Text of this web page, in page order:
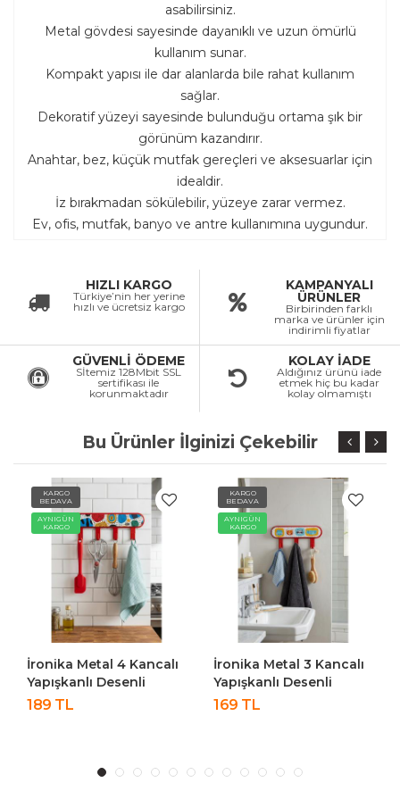
asabilirsiniz.
Metal gövdesi sayesinde dayanıklı ve uzun ömürlü
kullanım sunar.
Kompakt yapısı ile dar alanlarda bile rahat kullanım
sağlar.
Dekoratif yüzeyi sayesinde bulunduğu ortama şık bir
görünüm kazandırır.
Anahtar, bez, küçük mutfak gereçleri ve aksesuarlar için
idealdir.
İz bırakmadan sökülebilir, yüzeye zarar vermez.
Ev, ofis, mutfak, banyo ve antre kullanımına uygundur.
HIZLI KARGO
Türkiye’nin her yerine
hızlı ve ücretsiz kargo
KAMPANYALI
ÜRÜNLER
Birbirinden farklı
marka ve ürünler için
indirimli fiyatlar
GÜVENLİ ÖDEME
Sİtemiz 128Mbit SSL
sertifikası ile
korunmaktadır
KOLAY İADE
Aldığınız ürünü iade
etmek hiç bu kadar
kolay olmamıştı
Bu Ürünler İlginizi Çekebilir
KARGO
BEDAVA
AYNIGÜN
KARGO
İronika Metal 4 Kancalı
Yapışkanlı Desenli
Anahtarlık Banyo
189 TL
KARGO
BEDAVA
AYNIGÜN
KARGO
İronika Metal 3 Kancalı
Yapışkanlı Desenli
Anahtarlık Banyo
169 TL